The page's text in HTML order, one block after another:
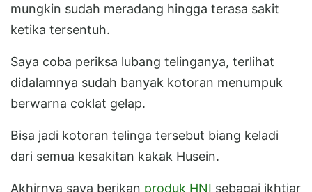
mungkin sudah meradang hingga terasa sakit
ketika tersentuh.
Saya coba periksa lubang telinganya, terlihat
didalamnya sudah banyak kotoran menumpuk
berwarna coklat gelap.
Bisa jadi kotoran telinga tersebut biang keladi
dari semua kesakitan kakak Husein.
Akhirnya saya berikan produk HNI sebagai ikhtiar